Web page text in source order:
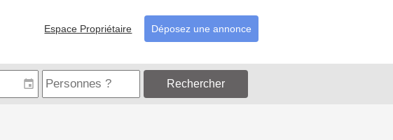
Espace Propriétaire Déposez une annonce
Rechercher